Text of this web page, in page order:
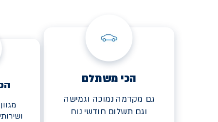
הכי משתלם
גם מקדמה נמוכה וגמישה
וגם תשלום חודשי נוח